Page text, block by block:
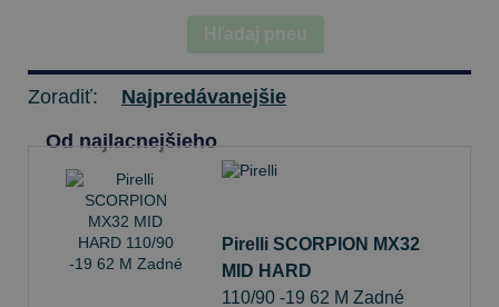
Hľadaj pneu
Zoradiť:
Najpredávanejšie
Od najlacnejšieho
Pirelli SCORPION MX32
MID HARD
110/90 -19 62 M Zadné